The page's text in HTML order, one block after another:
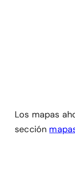
Los mapas
sección